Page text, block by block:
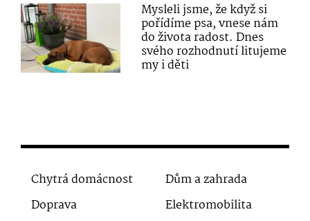
Mysleli jsme, že když si
pořídíme psa, vnese nám
do života radost. Dnes
svého rozhodnutí litujeme
my i děti
Chytrá domácnost
Dům a zahrada
Doprava
Elektromobilita